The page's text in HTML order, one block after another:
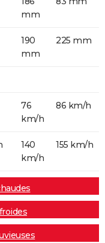
mm
190
mm
225 mm
76
km/h
86 km/h
140
km/h
155 km/h